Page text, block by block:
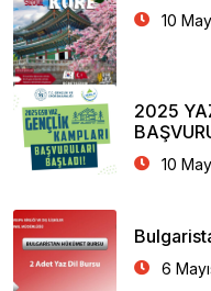
10
2025
10
6